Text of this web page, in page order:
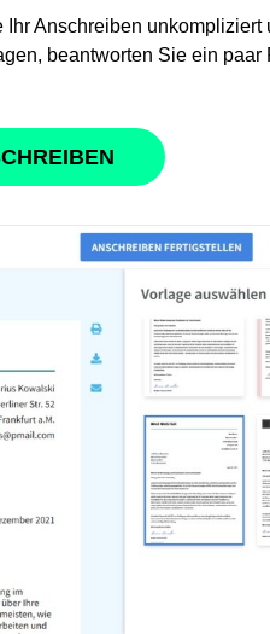
Anschreiben unkompliziert
beantworten Sie ein paar